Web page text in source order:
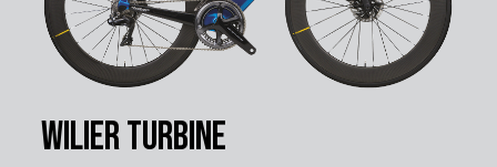
Wilier Turbine